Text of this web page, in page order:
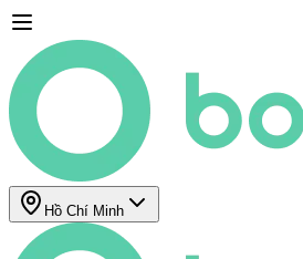
Hồ Chí Minh